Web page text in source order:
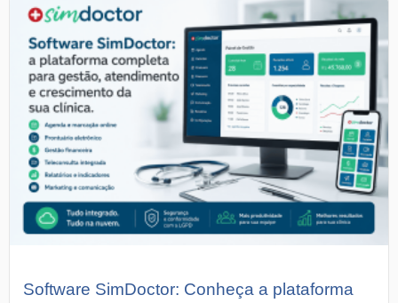
Software SimDoctor: Conheça a plataforma